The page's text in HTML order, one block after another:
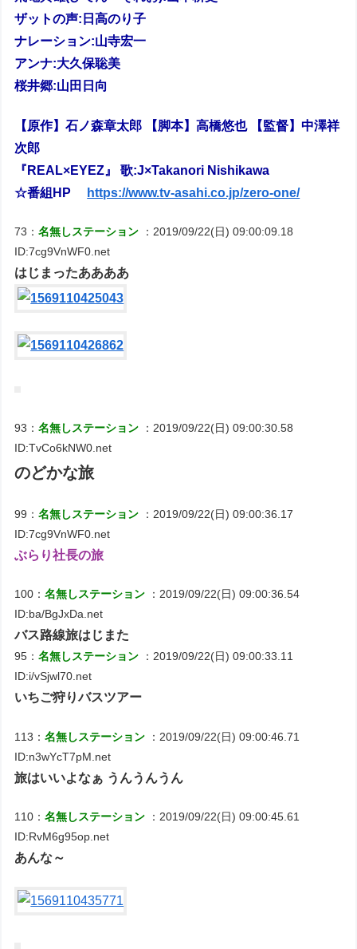
ザットの声:日高のり子
ナレーション:山寺宏一
アンナ:大久保聡美
桜井郷:山田日向
【原作】石ノ森章太郎 【脚本】高橋悠也 【監督】中澤祥
次郎
『REAL×EYEZ』 歌:J×Takanori Nishikawa
☆番組HP
https://www.tv-asahi.co.jp/zero-one/
73：名無しステーション
：2019/09/22(日) 09:00:09.18
ID:7cg9VnWF0.net
はじまったああああ
93：名無しステーション
：2019/09/22(日) 09:00:30.58
ID:TvCo6kNW0.net
のどかな旅
99：名無しステーション
：2019/09/22(日) 09:00:36.17
ID:7cg9VnWF0.net
ぶらり社長の旅
100：名無しステーション
：2019/09/22(日) 09:00:36.54
ID:ba/BgJxDa.net
バス路線旅はじまた
95：名無しステーション
：2019/09/22(日) 09:00:33.11
ID:i/vSjwl70.net
いちご狩りバスツアー
113：名無しステーション
：2019/09/22(日) 09:00:46.71
ID:n3wYcT7pM.net
旅はいいよなぁ うんうんうん
110：名無しステーション
：2019/09/22(日) 09:00:45.61
ID:RvM6g95op.net
あんな～